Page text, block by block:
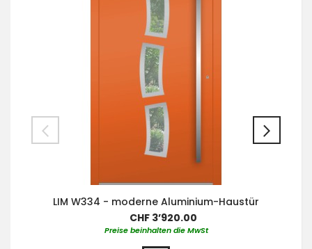
LIM W334 - moderne Aluminium-Haustür
CHF 3’920.00
Preise beinhalten die MwSt